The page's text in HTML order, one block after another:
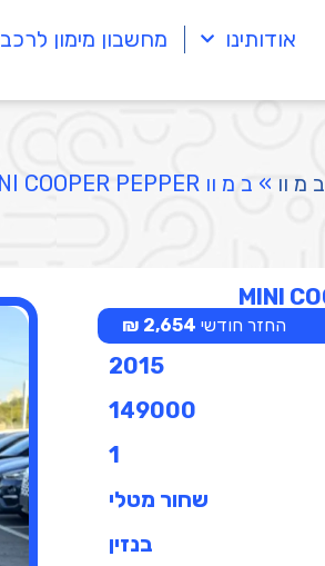
אודותינו מחשבון מימון לרכב
ב מ וו » ב מ וו MINI COOPER PEPPER
החזר חודשי 2,654 ₪
2015
149000
1
שחור מטלי
בנזין